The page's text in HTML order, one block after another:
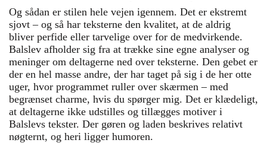
Og sådan er stilen hele vejen igennem. Det er ekstremt
sjovt – og så har teksterne den kvalitet, at de aldrig
bliver perfide eller tarvelige over for de medvirkende.
Balslev afholder sig fra at trække sine egne analyser og
meninger om deltagerne ned over teksterne. Den gebet er
der en hel masse andre, der har taget på sig i de her otte
uger, hvor programmet ruller over skærmen – med
begrænset charme, hvis du spørger mig. Det er klædeligt,
at deltagerne ikke udstilles og tillægges motiver i
Balslevs tekster. Der gøren og laden beskrives relativt
nøgternt, og heri ligger humoren.